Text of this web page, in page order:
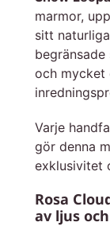
marmor,
sitt
och mycket
Varje
gör denna
exklusivitet
Rosa
av ljus